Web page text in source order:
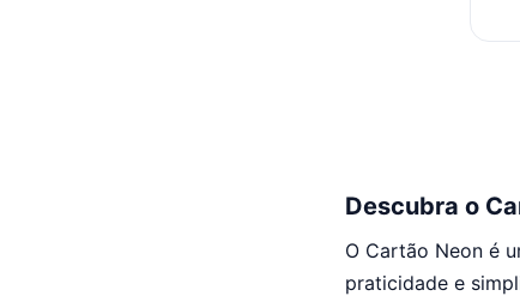
Descubra o
O Cartão Neon é
praticidade e